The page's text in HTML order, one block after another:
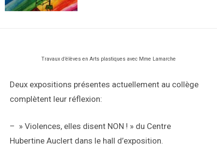
Travaux d’élèves en Arts plastiques avec Mme Lamarche
Deux expositions présentes actuellement au collège
complètent leur réflexion:
– » Violences, elles disent NON ! » du Centre
Hubertine Auclert dans le hall d’exposition.